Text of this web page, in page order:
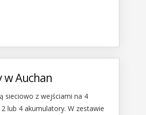
w Auchan
sieciowo z wejściami na 4
lub 4 akumulatory. W zestawie